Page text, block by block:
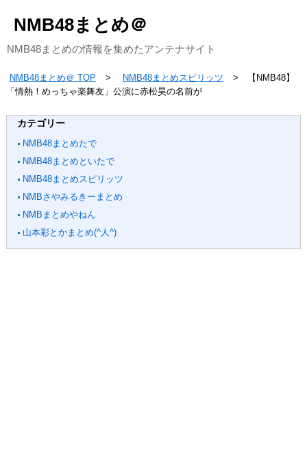
NMB48まとめ＠
NMB48まとめの情報を集めたアンテナサイト
NMB48まとめ＠ TOP NMB48まとめスピリッツ
【NMB48】
「情熱！めっちゃ楽舞友」公演に赤松昊の名前が
カテゴリー
NMB48まとめたで
NMB48まとめといたで
NMB48まとめスピリッツ
NMBさやみるきーまとめ
NMBまとめやねん
山本彩とかまとめ(^人^)